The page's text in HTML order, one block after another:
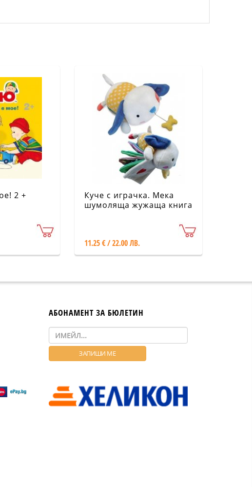
2 +
Куче с играчка. Мека
шумоляща жужаща книга
11.25 € / 22.00 ЛВ.
АБОНАМЕНТ ЗА БЮЛЕТИН